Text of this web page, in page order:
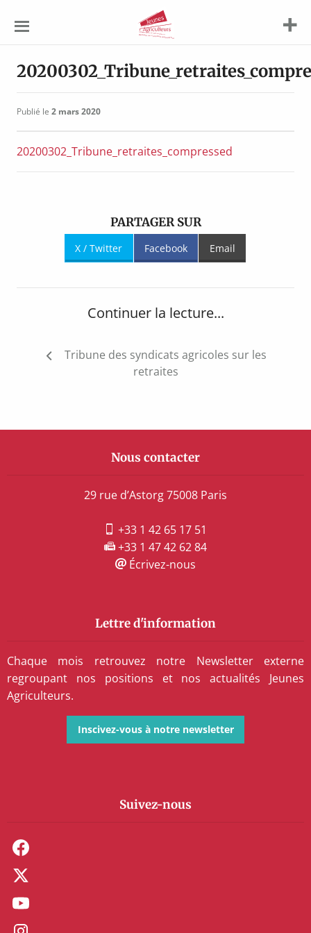
Agriculteurs
Publié le 2 mars 2020
20200302_Tribune_retraites_compressed
PARTAGER SUR
X / Twitter Facebook Email
Continuer la lecture...
Navigation
Tribune des syndicats agricoles sur les
retraites
Nous contacter
29 rue d’Astorg 75008 Paris
+33 1 42 65 17 51
+33 1 47 42 62 84
Écrivez-nous
Lettre d'information
Chaque mois retrouvez notre Newsletter externe
regroupant nos positions et nos actualités Jeunes
Agriculteurs.
Inscivez-vous à notre newsletter
Suivez-nous